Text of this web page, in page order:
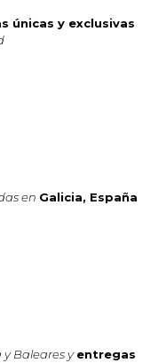
únicas y exclusivas
en Galicia, España
Baleares y entregas